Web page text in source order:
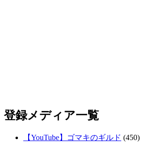
登録メディア一覧
【YouTube】ゴマキのギルド (450)